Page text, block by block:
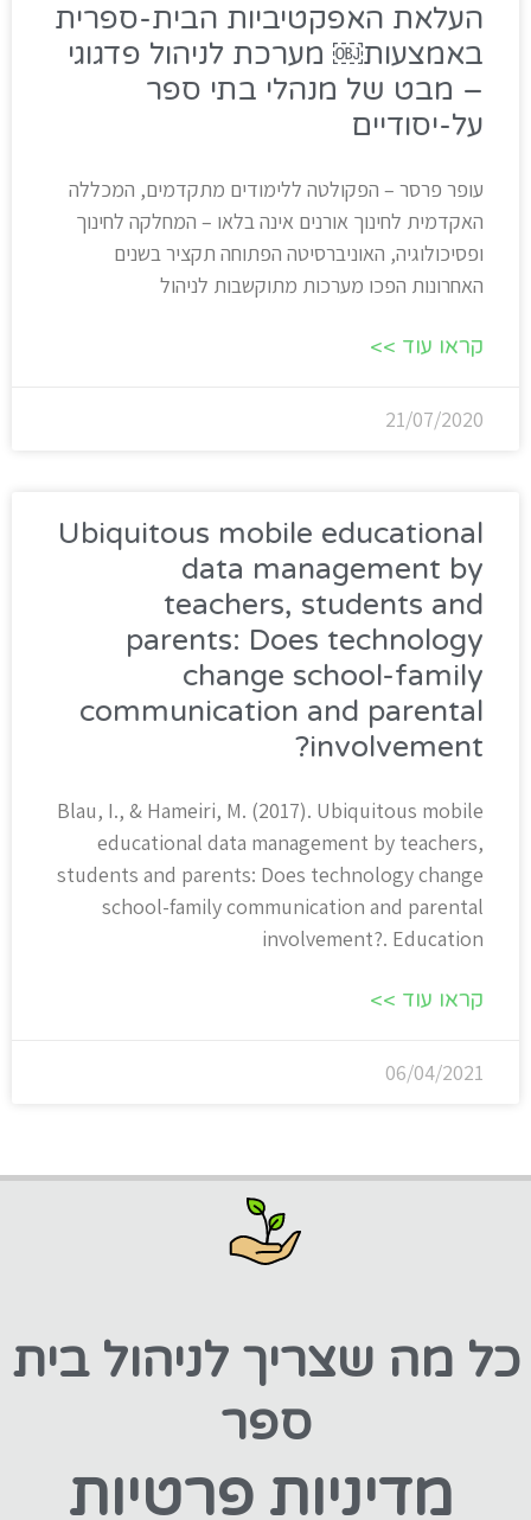
העלאת האפקטיביות הבית-ספרית
באמצעות￼ מערכת לניהול פדגוגי
– מבט של מנהלי בתי ספר
על-יסודיים
עופר פרסר – הפקולטה ללימודים מתקדמים, המכללה
האקדמית לחינוך אורנים אינה בלאו – המחלקה לחינוך
ופסיכולוגיה, האוניברסיטה הפתוחה תקציר בשנים
האחרונות הפכו מערכות מתוקשבות לניהול
קראו עוד >>
21/07/2020
Ubiquitous mobile educational
data management by
teachers, students and
parents: Does technology
change school-family
communication and parental
involvement?​
Blau, I., & Hameiri, M. (2017). Ubiquitous mobile
educational data management by teachers,
students and parents: Does technology change
school-family communication and parental
involvement?​. Education
קראו עוד >>
06/04/2021
כל מה שצריך לניהול בית
ספר
מדיניות פרטיות